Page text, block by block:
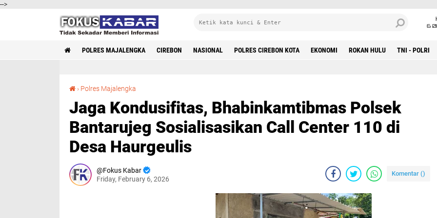
-->
6
POLRES MAJALENGKA CIREBON NASIONAL POLRES CIREBON KOTA EKONOMI ROKAN HULU TNI - POLRI
› Polres Majalengka
Jaga Kondusifitas, Bhabinkamtibmas Polsek
Bantarujeg Sosialisasikan Call Center 110 di
Desa Haurgeulis
Fokus Kabar
Friday, February 6, 2026
Komentar ()